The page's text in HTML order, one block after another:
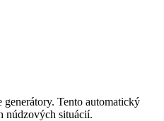
Tento automatický
núdzových situácií.